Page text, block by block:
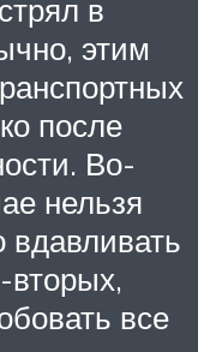
в
этим
после
Во-
нельзя
вдавливать
вторых,
все